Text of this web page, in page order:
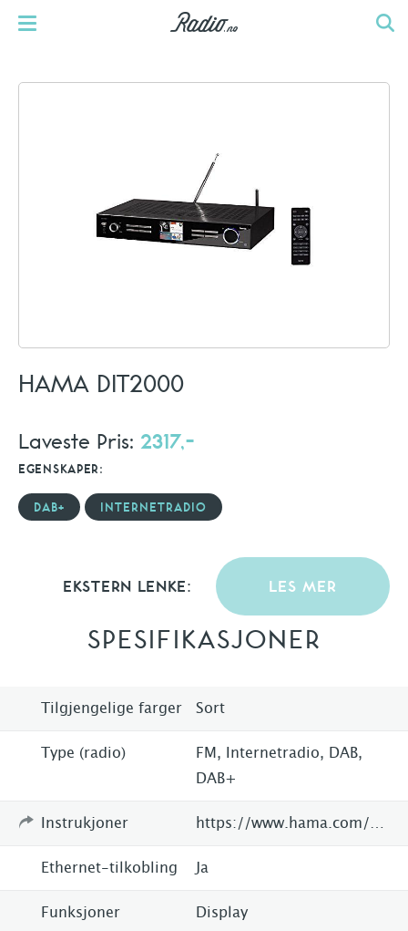
HAMA DIT2000
Laveste Pris: 2317,-
EGENSKAPER:
DAB+ INTERNETRADIO
EKSTERN LENKE: LES MER
SPESIFIKASJONER
Tilgjengelige farger Sort
Type (radio)
FM, Internetradio, DAB,
DAB+
Instrukjoner
Ethernet-tilkobling Ja
Funksjoner Display